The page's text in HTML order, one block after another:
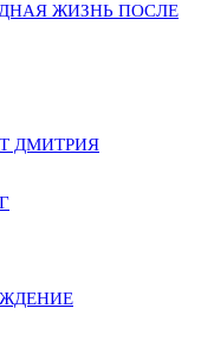
ЖИЗНЬ ПОСЛЕ
ДМИТРИЯ